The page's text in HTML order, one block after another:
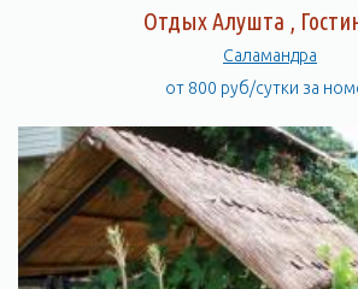
Отдых Алушта ,
Саламандра
от 800 руб/сутки за